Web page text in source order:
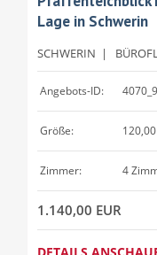
Lage in Schwerin
SCHWERIN |
Angebots-ID: 4070_9
Größe:
Zimmer: 4
1.140,00 EUR